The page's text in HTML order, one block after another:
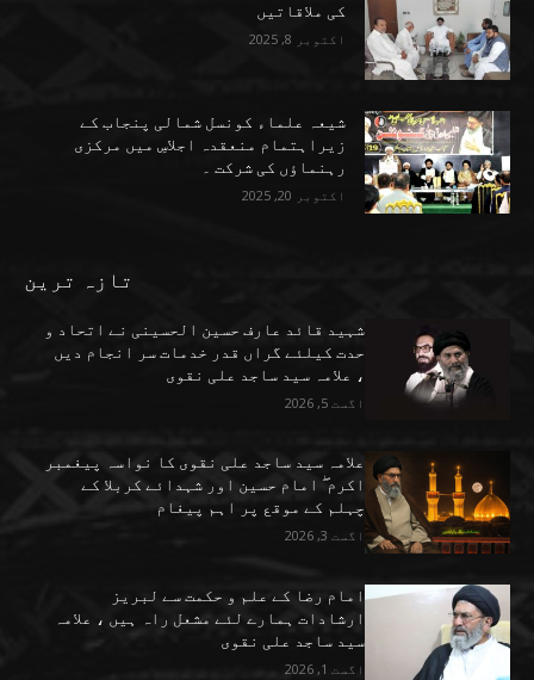
کی ملاقاتیں
اکتوبر 8, 2025
شیعہ علماء کونسل شمالی پنجاب کے
زیراہتمام منعقدہ اجلاسِ میں مرکزی
رہنماؤں کی شرکت ۔
اکتوبر 20, 2025
تازہ ترین
شہید قائد عارف حسین الحسینی نے اتحاد و
حدت کیلئے گراں قدر خدمات سر انجام دیں
، علامہ سید ساجد علی نقوی
اگست 5, 2026
علامہ سید ساجد علی نقوی کا نواسہ پیغمبر
اکرم ۖ امام حسین اور شہدائے کربلا کے
چہلم کے موقع پر اہم پیغام
اگست 3, 2026
امام رضا کے علم و حکمت سے لبریز
ارشادات ہمارے لئے مشعل راہ ہیں ، علامہ
سید ساجد علی نقوی
اگست 1, 2026